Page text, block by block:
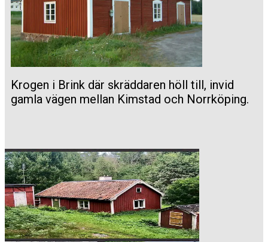
Krogen i Brink där skräddaren höll till, invid
gamla vägen mellan Kimstad och Norrköping.